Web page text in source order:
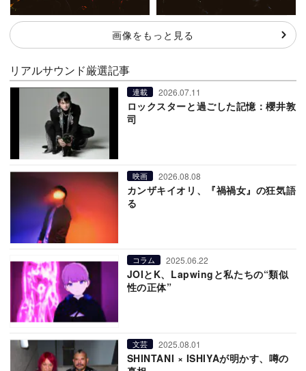
画像をもっと見る
リアルサウンド厳選記事
連載 2026.07.11
ロックスターと過ごした記憶：櫻井敦
司
映画 2026.08.08
カンザキイオリ、『禍禍女』の狂気語
る
コラム 2025.06.22
JOIとK、Lapwingと私たちの“類似
性の正体”
文芸 2025.08.01
SHINTANI × ISHIYAが明かす、噂の